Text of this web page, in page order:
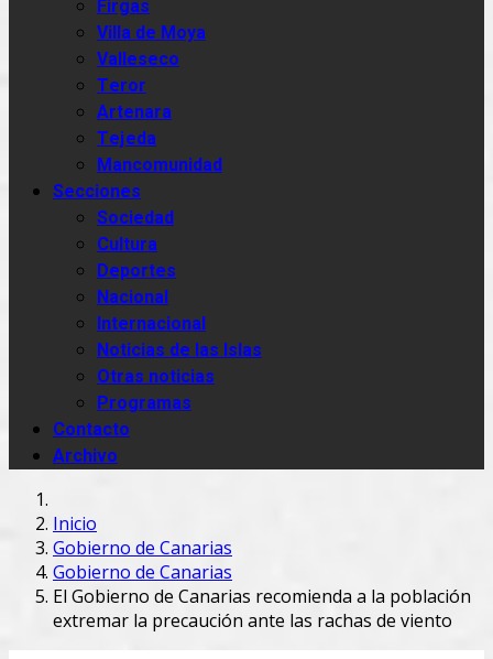
Firgas
Villa de Moya
Valleseco
Teror
Artenara
Tejeda
Mancomunidad
Secciones
Sociedad
Cultura
Deportes
Nacional
Internacional
Noticias de las Islas
Otras noticias
Programas
Contacto
Archivo
Inicio
Gobierno de Canarias
Gobierno de Canarias
El Gobierno de Canarias recomienda a la población
extremar la precaución ante las rachas de viento